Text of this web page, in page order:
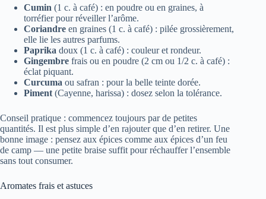
Cumin (1 c. à café) : en poudre ou en graines, à
torréfier pour réveiller l’arôme.
Coriandre en graines (1 c. à café) : pilée grossièrement,
elle lie les autres parfums.
Paprika doux (1 c. à café) : couleur et rondeur.
Gingembre frais ou en poudre (2 cm ou 1/2 c. à café) :
éclat piquant.
Curcuma ou safran : pour la belle teinte dorée.
Piment (Cayenne, harissa) : dosez selon la tolérance.
Conseil pratique : commencez toujours par de petites
quantités. Il est plus simple d’en rajouter que d’en retirer. Une
bonne image : pensez aux épices comme aux épices d’un feu
de camp — une petite braise suffit pour réchauffer l’ensemble
sans tout consumer.
Aromates frais et astuces